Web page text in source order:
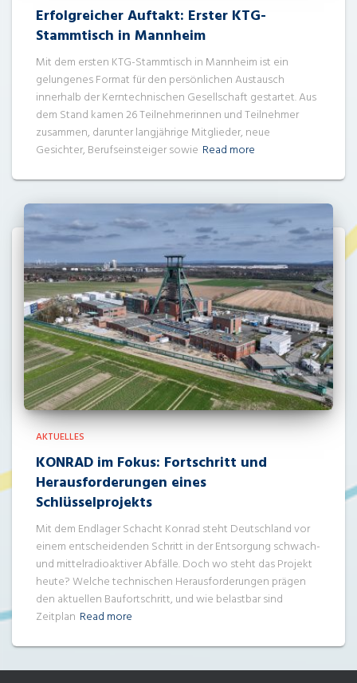
Erfolgreicher Auftakt: Erster KTG-
Stammtisch in Mannheim
Mit dem ersten KTG-Stammtisch in Mannheim ist ein
gelungenes Format für den persönlichen Austausch
innerhalb der Kerntechnischen Gesellschaft gestartet. Aus
dem Stand kamen 26 Teilnehmerinnen und Teilnehmer
zusammen, darunter langjährige Mitglieder, neue
Gesichter, Berufseinsteiger sowie Read more
AKTUELLES
KONRAD im Fokus: Fortschritt und
Herausforderungen eines
Schlüsselprojekts
Mit dem Endlager Schacht Konrad steht Deutschland vor
einem entscheidenden Schritt in der Entsorgung schwach-
und mittelradioaktiver Abfälle. Doch wo steht das Projekt
heute? Welche technischen Herausforderungen prägen
den aktuellen Baufortschritt, und wie belastbar sind
Zeitplan Read more